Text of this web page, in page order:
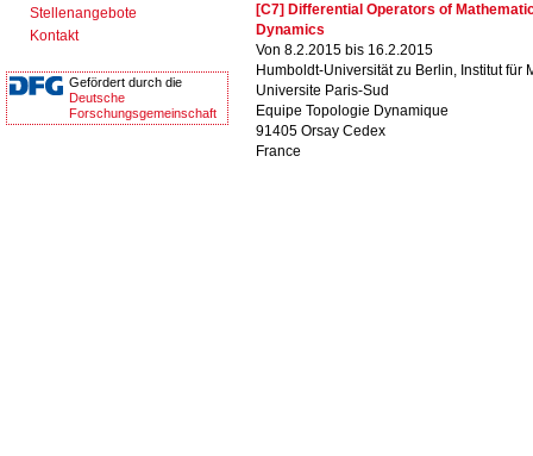
Stellenangebote
Kontakt
Gefördert durch die
Deutsche
Forschungsgemeinschaft
[C7] Differential Operators of
Dynamics
Von 8.2.2015 bis 16.2.2015
Humboldt-Universität zu Berlin, Institut für
Universite Paris-Sud
Equipe Topologie Dynamique
91405 Orsay Cedex
France